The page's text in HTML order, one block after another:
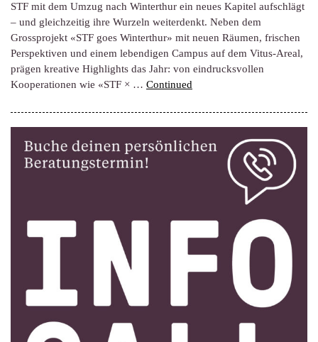
STF mit dem Umzug nach Winterthur ein neues Kapitel aufschlägt
– und gleichzeitig ihre Wurzeln weiterdenkt. Neben dem
Grossprojekt «STF goes Winterthur» mit neuen Räumen, frischen
Perspektiven und einem lebendigen Campus auf dem Vitus-Areal,
prägen kreative Highlights das Jahr: von eindrucksvollen
Kooperationen wie «STF × … Continued